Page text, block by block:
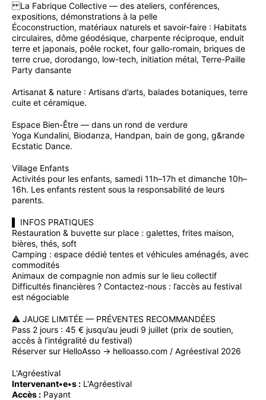
La Fabrique Collective — des ateliers, conférences,
expositions, démonstrations à la pelle
Écoconstruction, matériaux naturels et savoir-faire : Habitats
circulaires, dôme géodésique, charpente réciproque, enduit
terre et japonais, poêle rocket, four gallo-romain, briques de
terre crue, dorodango, low-tech, initiation métal, Terre-Paille
Party dansante
Artisanat & nature : Artisans d’arts, balades botaniques, terre
cuite et céramique.
Espace Bien-Être — dans un rond de verdure
Yoga Kundalini, Biodanza, Handpan, bain de gong, g&rande
Ecstatic Dance.
Village Enfants
Activités pour les enfants, samedi 11h–17h et dimanche 10h–
16h. Les enfants restent sous la responsabilité de leurs
parents.
▌ INFOS PRATIQUES
Restauration & buvette sur place : galettes, frites maison,
bières, thés, soft
Camping : espace dédié tentes et véhicules aménagés, avec
commodités
Animaux de compagnie non admis sur le lieu collectif
Difficultés financières ? Contactez-nous : l’accès au festival
est négociable
⚠️ JAUGE LIMITÉE — PRÉVENTES RECOMMANDÉES
Pass 2 jours : 45 € jusqu’au jeudi 9 juillet (prix de soutien,
accès à l’intégralité du festival)
Réserver sur HelloAsso → helloasso.com / Agréestival 2026
L'Agréestival
Intervenant•e•s : L'Agréestival
Accès : Payant